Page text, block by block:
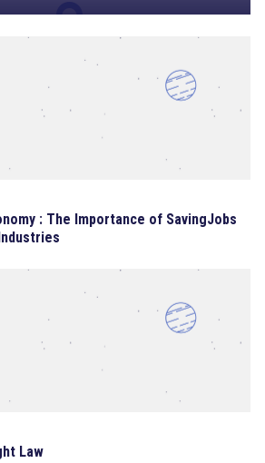
: The Importance of SavingJobs
Law